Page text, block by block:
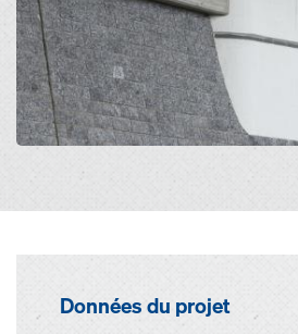
Données du projet